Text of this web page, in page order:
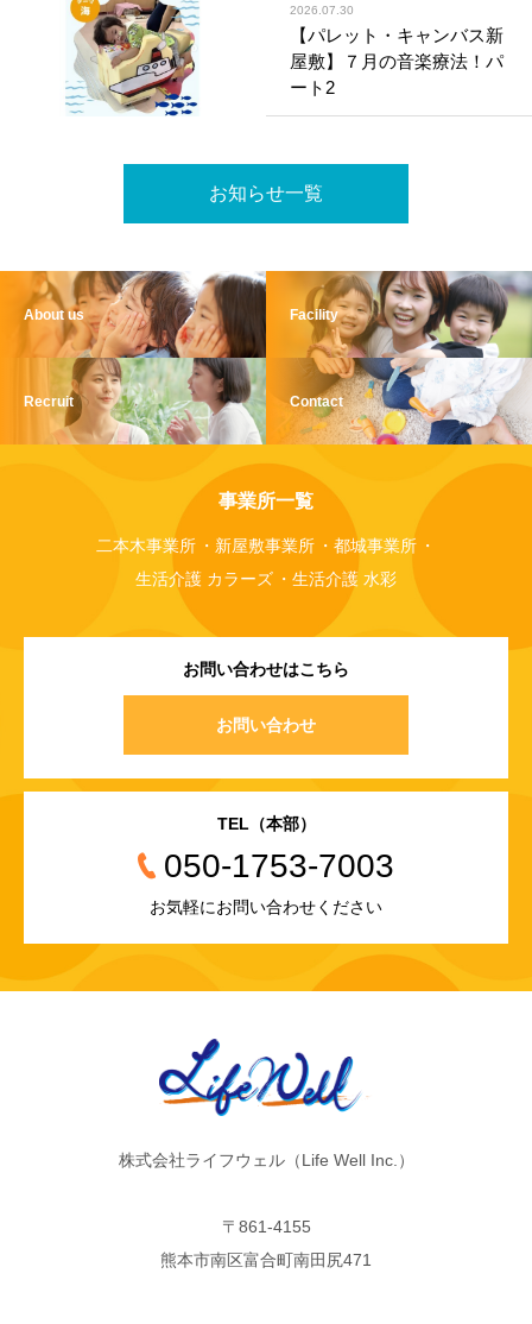
2026.07.30
【パレット・キャンバス新
屋敷】７月の音楽療法！パ
ート2
お知らせ一覧
About us Facility
Recruit Contact
事業所一覧
二本木事業所 新屋敷事業所
都城事業所
生活介護 カラーズ
生活介護 水彩
お問い合わせはこちら
お問い合わせ
TEL（本部）
050-1753-7003
お気軽にお問い合わせください
株式会社ライフウェル（Life Well Inc.）
〒861-4155
熊本市南区富合町南田尻471